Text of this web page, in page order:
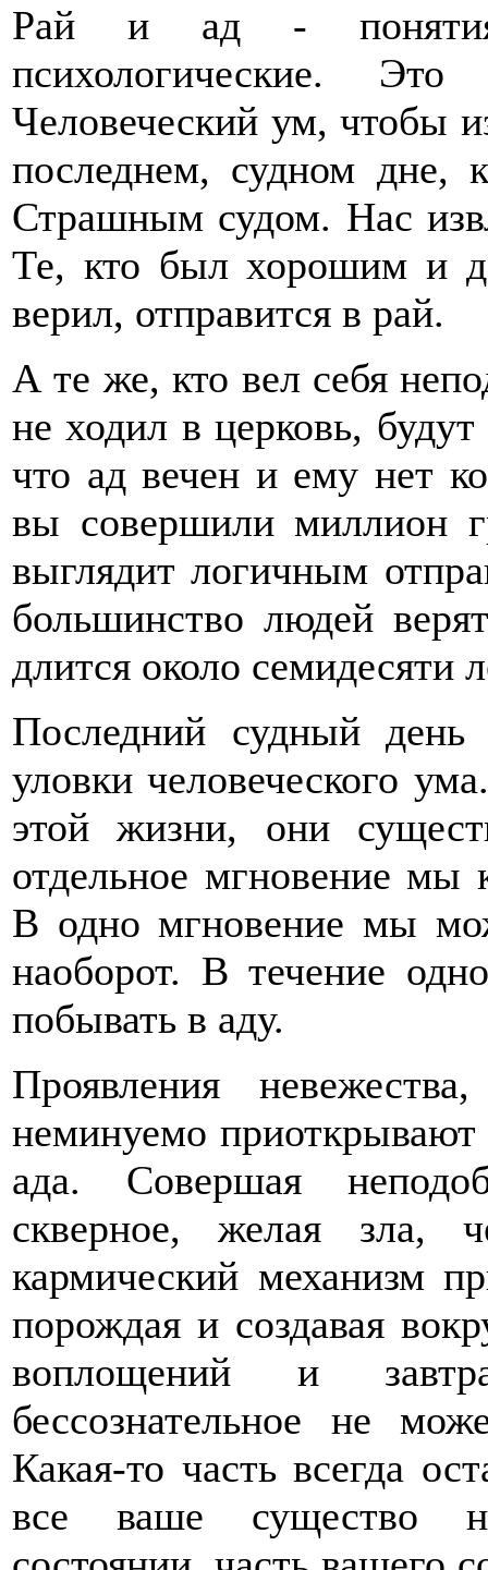
Рай и ад - понятия
психологические.
Человеческий ум, чтобы
последнем, судном дне,
Страшным судом. Нас
Те, кто был хорошим и
верил, отправится в рай.
А те же, кто вел себя
не ходил в церковь,
что ад вечен и ему нет
вы совершили миллион
выглядит логичным
большинство людей
длится около семидесяти
Последний судный
уловки человеческого
этой жизни, они
отдельное мгновение
В одно мгновение мы
наоборот. В течение
побывать в аду.
Проявления
неминуемо приоткрывают
ада. Совершая
скверное, желая зла,
кармический механизм
порождая и создавая
воплощений и
бессознательное не
Какая-то часть всегда
все ваше существо